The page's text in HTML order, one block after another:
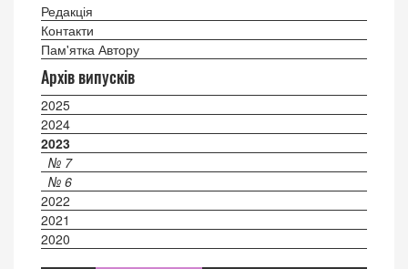
Редакція
Контакти
Пам'ятка Автору
Архів випусків
2025
2024
2023
№ 7
№ 6
2022
2021
2020